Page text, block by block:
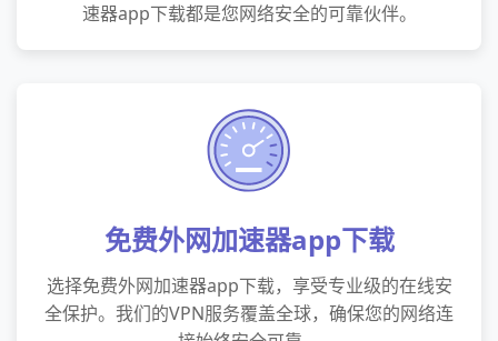
速器app下载都是您网络安全的可靠伙伴。
免费外网加速器app下载
选择免费外网加速器app下载，享受专业级的在线安
全保护。我们的VPN服务覆盖全球，确保您的网络连